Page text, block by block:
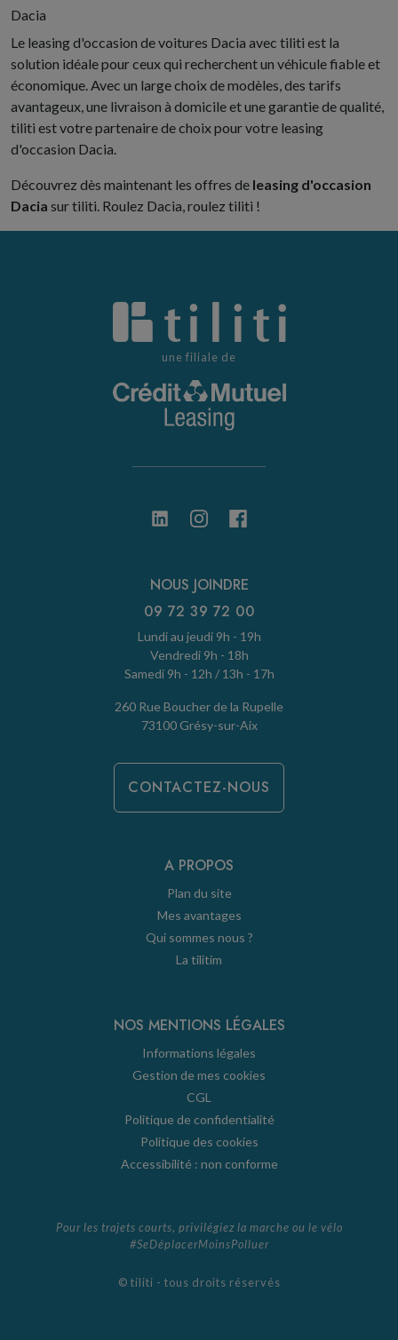
Dacia
Le leasing d'occasion de voitures Dacia avec tiliti est la
solution idéale pour ceux qui recherchent un véhicule fiable et
économique. Avec un large choix de modèles, des tarifs
avantageux, une livraison à domicile et une garantie de qualité,
tiliti est votre partenaire de choix pour votre leasing
d'occasion Dacia.
Découvrez dès maintenant les offres de leasing d'occasion
Dacia sur tiliti. Roulez Dacia, roulez tiliti !
une filiale de
NOUS JOINDRE
09 72 39 72 00
Lundi au jeudi 9h - 19h
Vendredi 9h - 18h
Samedi 9h - 12h / 13h - 17h
260 Rue Boucher de la Rupelle
73100 Grésy-sur-Aix
CONTACTEZ-NOUS
A PROPOS
Plan du site
Mes avantages
Qui sommes nous ?
La tilitim
NOS MENTIONS LÉGALES
Informations légales
Gestion de mes cookies
CGL
Politique de confidentialité
Politique des cookies
Accessibilité : non conforme
Pour les trajets courts, privilégiez la marche ou le vélo
#SeDéplacerMoinsPolluer
© tiliti - tous droits réservés